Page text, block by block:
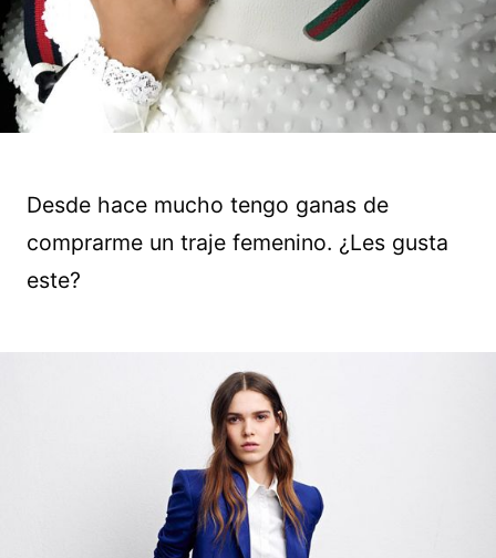
Desde hace mucho tengo ganas de
comprarme un traje femenino. ¿Les gusta
este?